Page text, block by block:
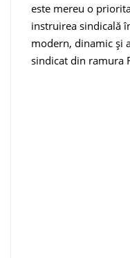
este mereu o
instruirea sindicală
modern, dinamic și
sindicat din ramura